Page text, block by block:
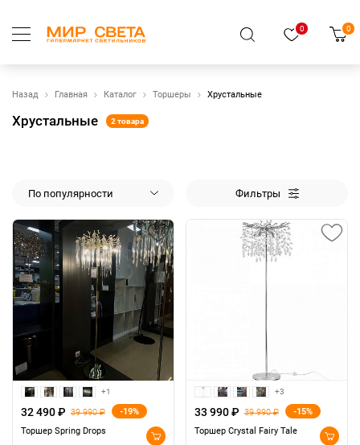
0 0
Назад Главная Каталог Торшеры Хрустальные
Хрустальные 2 товара
По популярности Фильтры
+1
32 490 ₽ 39 990 ₽
-19%
Торшер Spring Drops
+3
33 990 ₽ 39 990 ₽
-15%
Торшер Crystal Fairy Tale